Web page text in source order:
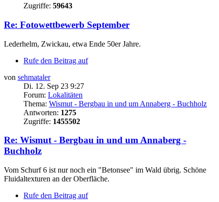
Zugriffe: 59643
Re: Fotowettbewerb September
Lederhelm, Zwickau, etwa Ende 50er Jahre.
Rufe den Beitrag auf
von sehmataler
Di. 12. Sep 23 9:27
Forum: Lokalitäten
Thema: Wismut - Bergbau in und um Annaberg - Buchholz
Antworten: 1275
Zugriffe: 1455502
Re: Wismut - Bergbau in und um Annaberg -
Buchholz
Vom Schurf 6 ist nur noch ein "Betonsee" im Wald übrig. Schöne
Fluidaltexturen an der Oberfläche.
Rufe den Beitrag auf